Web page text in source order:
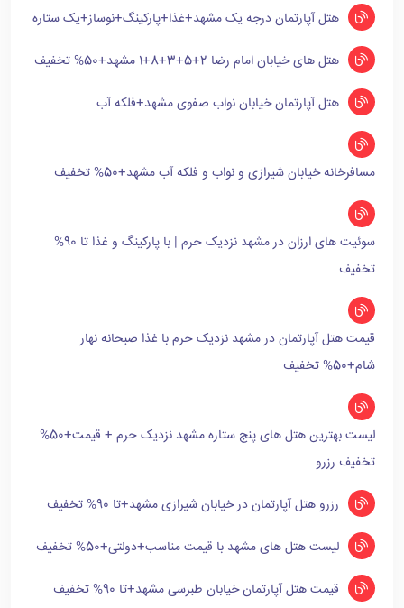
هتل آپارتمان درجه یک مشهد+غذا+پارکینگ+نوساز+یک ستاره
هتل های خیابان امام رضا 2+5+3+8+1 مشهد+50% تخفیف
هتل آپارتمان خیابان نواب صفوی مشهد+فلکه آب
مسافرخانه خیابان شیرازی و نواب و فلکه آب مشهد+50% تخفیف
سوئیت های ارزان در مشهد نزدیک حرم | با پارکینگ و غذا تا 90%
تخفیف
قیمت هتل آپارتمان در مشهد نزدیک حرم با غذا صبحانه نهار
شام+50% تخفیف
لیست بهترین هتل های پنج ستاره مشهد نزدیک حرم + قیمت+50%
تخفیف رزرو
رزرو هتل آپارتمان در خیابان شیرازی مشهد+تا 90% تخفیف
لیست هتل های مشهد با قیمت مناسب+دولتی+50% تخفیف
قیمت هتل آپارتمان خیابان طبرسی مشهد+تا 90% تخفیف